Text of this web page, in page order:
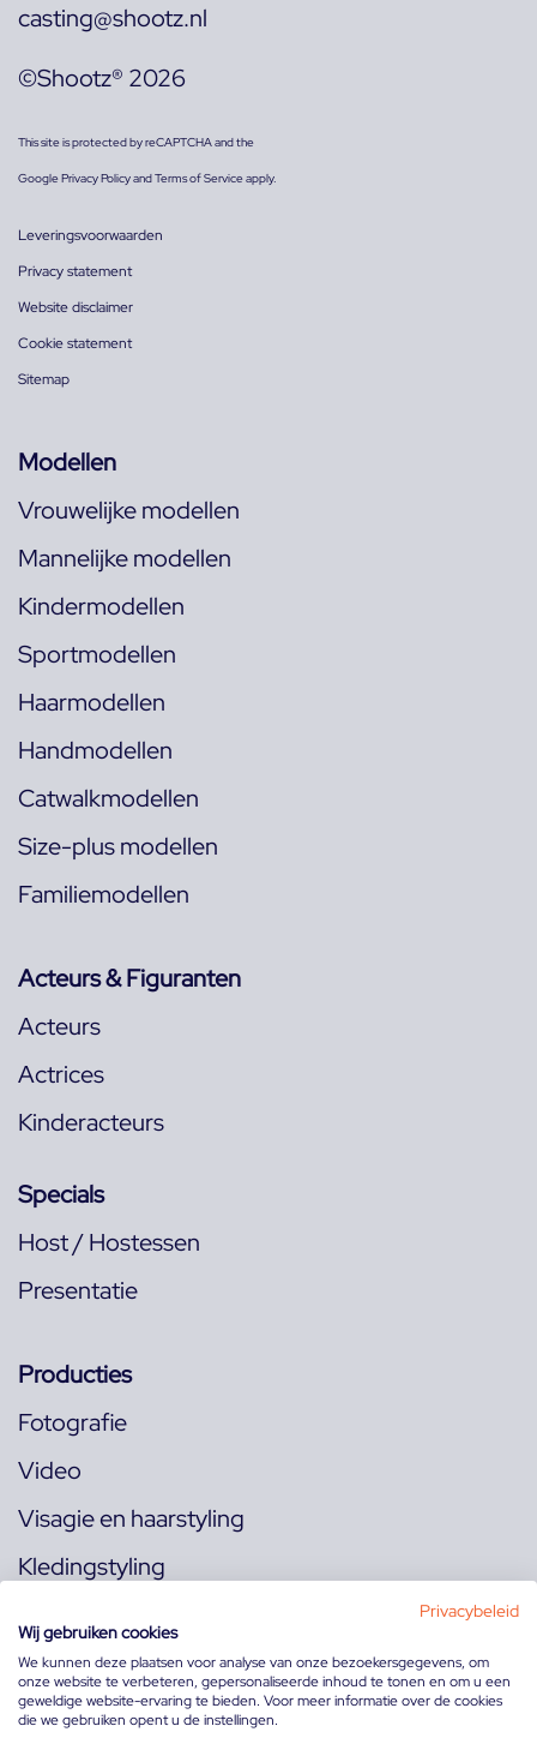
casting@shootz.nl
©Shootz® 2026
This site is protected by reCAPTCHA and the
GooglePrivacy PolicyandTerms of Serviceapply.
Leveringsvoorwaarden
Privacy statement
Website disclaimer
Cookie statement
Sitemap
Modellen
Vrouwelijke modellen
Mannelijke modellen
Kindermodellen
Sportmodellen
Haarmodellen
Handmodellen
Catwalkmodellen
Size-plus modellen
Familiemodellen
Acteurs & Figuranten
Acteurs
Actrices
Kinderacteurs
Specials
Host / Hostessen
Presentatie
Producties
Fotografie
Video
Visagie en haarstyling
Kledingstyling
Volg ons op:
Privacybeleid
Wij gebruiken cookies
We kunnen deze plaatsen voor analyse van onze bezoekersgegevens, om
onze website te verbeteren, gepersonaliseerde inhoud te tonen en om u een
geweldige website-ervaring te bieden. Voor meer informatie over de cookies
die we gebruiken opent u de instellingen.